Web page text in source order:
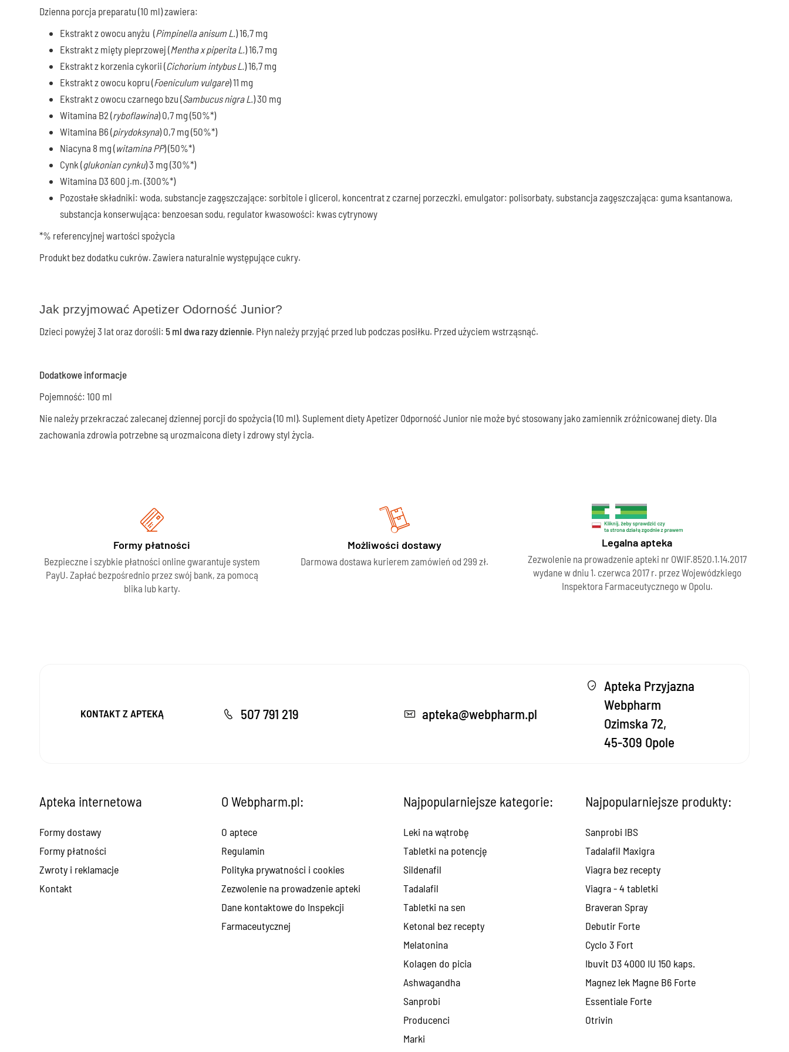
Dzienna porcja preparatu (10 ml) zawiera:
Ekstrakt z owocu anyżu (Pimpinella anisum L. ) 16,7 mg
Ekstrakt z mięty pieprzowej (Mentha x piperita L. ) 16,7 mg
Ekstrakt z korzenia cykorii (Cichorium intybus L. ) 16,7 mg
Ekstrakt z owocu kopru (Foeniculum vulgare) 11 mg
Ekstrakt z owocu czarnego bzu (Sambucus nigra L. ) 30 mg
Witamina B2 (ryboflawina) 0,7 mg (50%*)
Witamina B6 (pirydoksyna) 0,7 mg (50%*)
Niacyna 8 mg (witamina PP) (50%*)
Cynk (glukonian cynku) 3 mg (30%*)
Witamina D3 600 j.m. (300%*)
Pozostałe składniki: woda, substancje zagęszczające: sorbitole i glicerol, koncentrat z czarnej porzeczki, emulgator: polisorbaty, substancja zagęszczająca: guma ksantanowa,
substancja konserwująca: benzoesan sodu, regulator kwasowości: kwas cytrynowy
*% referencyjnej wartości spożycia
Produkt bez dodatku cukrów. Zawiera naturalnie występujące cukry.
Jak przyjmować Apetizer Odorność Junior?
Dzieci powyżej 3 lat oraz dorośli: 5 ml dwa razy dziennie. Płyn należy przyjąć przed lub podczas posiłku. Przed użyciem wstrząsnąć.
Dodatkowe informacje
Pojemność: 100 ml
Nie należy przekraczać zalecanej dziennej porcji do spożycia (10 ml). Suplement diety Apetizer Odporność Junior nie może być stosowany jako zamiennik zróżnicowanej diety. Dla
zachowania zdrowia potrzebne są urozmaicona diety i zdrowy styl życia.
Formy płatności
Bezpieczne i szybkie płatności online gwarantuje system
PayU. Zapłać bezpośrednio przez swój bank, za pomocą
blika lub karty.
Możliwości dostawy
Darmowa dostawa kurierem zamówień od 299 zł.
Legalna apteka
Zezwolenie na prowadzenie apteki nr OWIF.8520.1.14.2017
wydane w dniu 1. czerwca 2017 r. przez Wojewódzkiego
Inspektora Farmaceutycznego w Opolu.
KONTAKT Z APTEKĄ 507 791 219 apteka@webpharm.pl
Apteka Przyjazna
Webpharm
Ozimska 72,
45-309 Opole
Apteka internetowa
Formy dostawy
Formy płatności
Zwroty i reklamacje
Kontakt
O Webpharm.pl:
O aptece
Regulamin
Polityka prywatności i cookies
Zezwolenie na prowadzenie apteki
Dane kontaktowe do Inspekcji
Farmaceutycznej
Najpopularniejsze kategorie:
Leki na wątrobę
Tabletki na potencję
Sildenafil
Tadalafil
Tabletki na sen
Ketonal bez recepty
Melatonina
Kolagen do picia
Ashwagandha
Sanprobi
Producenci
Marki
Najpopularniejsze produkty:
Sanprobi IBS
Tadalafil Maxigra
Viagra bez recepty
Viagra - 4 tabletki
Braveran Spray
Debutir Forte
Cyclo 3 Fort
Ibuvit D3 4000 IU 150 kaps.
Magnez lek Magne B6 Forte
Essentiale Forte
Otrivin